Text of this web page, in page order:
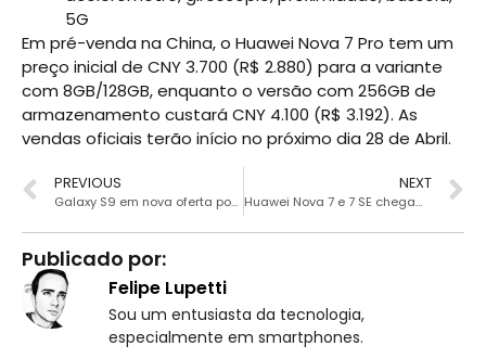
5G
Em pré-venda na China, o Huawei Nova 7 Pro tem um
preço inicial de CNY 3.700 (R$ 2.880) para a variante
com 8GB/128GB, enquanto o versão com 256GB de
armazenamento custará CNY 4.100 (R$ 3.192). As
vendas oficiais terão início no próximo dia 28 de Abril.
PREVIOUS
Galaxy S9 em nova oferta por R$ 1609
NEXT
Huawei Nova 7 e 7 SE chegam com câmeras de 64MP e 5G
Publicado por:
Felipe Lupetti
Sou um entusiasta da tecnologia,
especialmente em smartphones.